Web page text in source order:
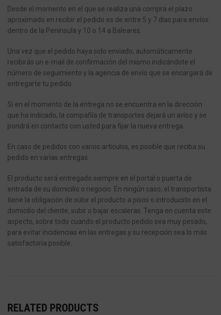
Desde el momento en el que se realiza una compra el plazo
aproximado en recibir el pedido es de entre 5 y 7 días para envíos
dentro de la Península y 10 o 14 a Baleares.
Una vez que el pedido haya sido enviado, automáticamente
recibirás un e-mail de confirmación del mismo indicándote el
número de seguimiento y la agencia de envío que se encargará de
entregarte tu pedido.
Si en el momento de la entrega no se encuentra en la dirección
que ha indicado, la compañía de transportes dejará un aviso y se
pondrá en contacto con usted para fijar la nueva entrega.
En caso de pedidos con varios artículos, es posible que reciba su
pedido en varias entregas.
El producto será entregado siempre en el portal o puerta de
entrada de su domicilio o negocio. En ningún caso, el transportista
tiene la obligación de subir el producto a pisos o introducirlo en el
domicilio del cliente, subir o bajar escaleras. Tenga en cuenta este
aspecto, sobre todo cuando el producto pedido sea muy pesado,
para evitar incidencias en las entregas y su recepción sea lo más
satisfactoria posible.
RELATED PRODUCTS